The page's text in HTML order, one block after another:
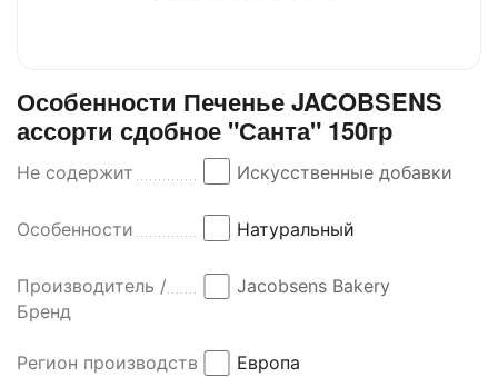
Особенности Печенье JACOBSENS
ассорти сдобное "Санта" 150гр
Не содержит Искусственные добавки
Особенности Натуральный
Производитель /
Бренд
Jacobsens Bakery
Регион производства Европа